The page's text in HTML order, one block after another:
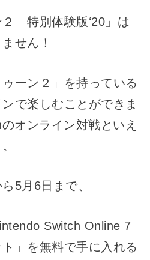
特別体験版‘20」は
せん！
ーン２」を持っている
で楽しむことができま
オンライン対戦といえ
5月6日まで、
Switch Online 7
」を無料で手に入れる